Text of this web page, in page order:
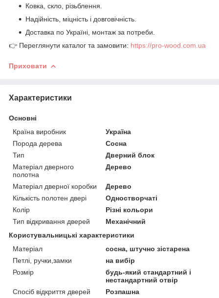
Ковка, скло, різьблення.
Надійність, міцність і довговічність.
Доставка по Україні, монтаж за потреби.
👉 Переглянути каталог та замовити: https://pro-wood.com.ua
Приховати
Характеристики
Основні
Країна виробник
Україна
Порода дерева
Сосна
Тип
Дверний блок
Матеріал дверного
полотна
Дерево
Матеріал дверної коробки
Дерево
Кількість полотен двері
Одностворчаті
Колір
Різні кольори
Тип відкривання дверей
Механічний
Користувальницькі характеристики
Матеріал
сосна, штучно зістарена
Петлі, ручки,замки
на вибір
Розмір
будь-який стандартний і
нестандартний отвір
Спосіб відкриття дверей
Розпашна